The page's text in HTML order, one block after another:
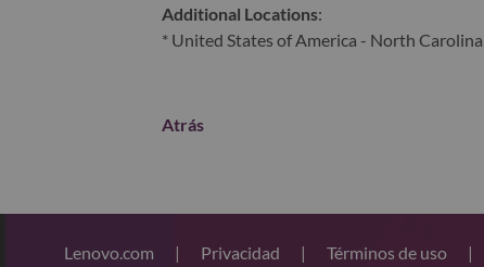
Additional Locations:
* United States of America - North
Atrás
Lenovo.com | Privacidad | Términos de uso |